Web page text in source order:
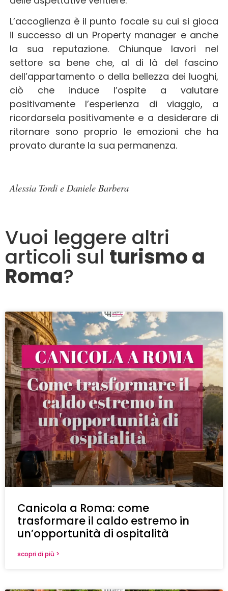
L’accoglienza è il punto focale su cui si gioca
il successo di un Property manager e anche
la sua reputazione. Chiunque lavori nel
settore sa bene che, al di là del fascino
dell’appartamento o della bellezza dei luoghi,
ciò che induce l’ospite a valutare
positivamente l’esperienza di viaggio, a
ricordarsela positivamente e a desiderare di
ritornare sono proprio le emozioni che ha
provato durante la sua permanenza.
Alessia Tordi e Daniele Barbera
Vuoi leggere altri
articoli sul turismo a
Roma?
Canicola a Roma: come
trasformare il caldo estremo in
un’opportunità di ospitalità
scopri di più >